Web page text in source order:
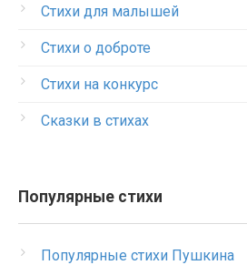
Стихи для малышей
Стихи о доброте
Стихи на конкурс
Сказки в стихах
Популярные стихи
Популярные стихи Пушкина